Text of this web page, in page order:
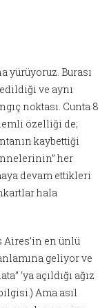
yürüyoruz. Burası
edildiği ve aynı
noktası. Cunta 8
özelliği de;
kaybettiği
her
devam ettikleri
hala
Aires’in en ünlü
geliyor ve
‘ya açıldığı ağız
Ama asıl